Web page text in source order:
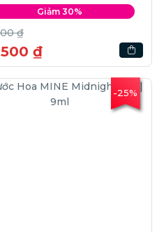
Giảm 30%
₫
₫
-25%